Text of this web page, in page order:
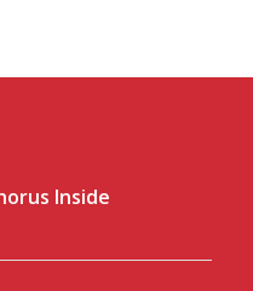
Inside